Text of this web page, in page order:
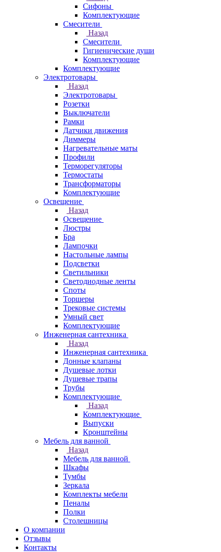
Сифоны
Комплектующие
Смесители
Назад
Смесители
Гигиенические души
Комплектующие
Комплектующие
Электротовары
Назад
Электротовары
Розетки
Выключатели
Рамки
Датчики движения
Диммеры
Нагревательные маты
Профили
Терморегуляторы
Термостаты
Трансформаторы
Комплектующие
Освещение
Назад
Освещение
Люстры
Бра
Лампочки
Настольные лампы
Подсветки
Светильники
Светодиодные ленты
Споты
Торшеры
Трековые системы
Умный свет
Комплектующие
Инженерная сантехника
Назад
Инженерная сантехника
Донные клапаны
Душевые лотки
Душевые трапы
Трубы
Комплектующие
Назад
Комплектующие
Выпуски
Кронштейны
Мебель для ванной
Назад
Мебель для ванной
Шкафы
Тумбы
Зеркала
Комплекты мебели
Пеналы
Полки
Столешницы
О компании
Отзывы
Контакты